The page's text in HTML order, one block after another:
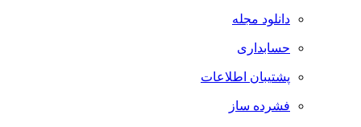
دانلود مجله
حسابداری
پشتیبان اطلاعات
فشرده ساز